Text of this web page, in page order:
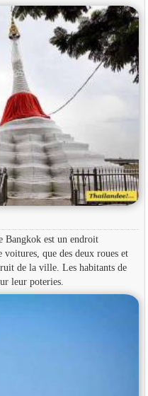
Bangkok est un endroit
que des deux roues et
de la ville. Les habitants de
leur poteries.